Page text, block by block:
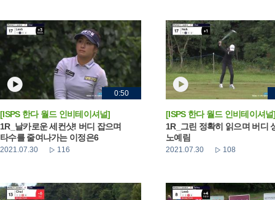
0:50
[ISPS 한다 월드 인비테이셔널]
1R_날카로운 세컨샷! 버디 잡으며
타수를 줄여나가는 이정은6
2021.07.30 116
[ISPS 한다 월드 인비테이셔
1R_그린 정확히 읽으며 버디
노예림
2021.07.30 108